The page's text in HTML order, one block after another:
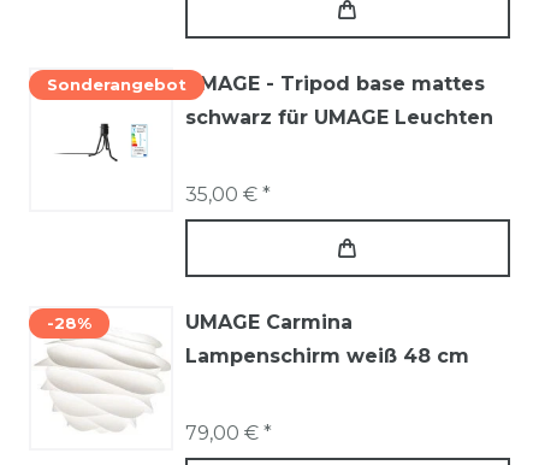
SonderangebotUMAGE - Tripod base mattes
schwarz für UMAGE Leuchten
35,00 € *
-28%
UMAGE Carmina
Lampenschirm weiß 48 cm
79,00 € *